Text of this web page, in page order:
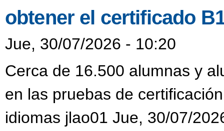
obtener el certificado
Jue, 30/07/2026 - 10:20
Cerca de 16.500 alumnas y
en las pruebas de
idiomas jlao01 Jue, 30/07/